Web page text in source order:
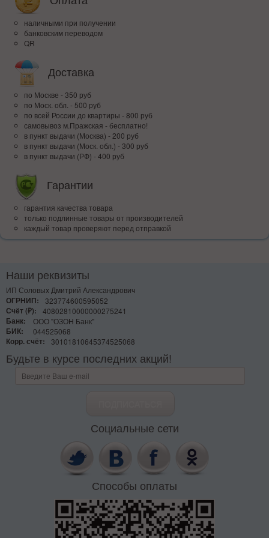
наличными при получении
банковским переводом
QR
Доставка
по Москве - 350 руб
по Моск. обл. - 500 руб
по всей Росcии до квартиры - 800 руб
самовывоз м.Пражская - бесплатно!
в пункт выдачи (Москва) - 200 руб
в пункт выдачи (Моск. обл.) - 300 руб
в пункт выдачи (РФ) - 400 руб
Гарантии
гарантия качества товара
только подлинные товары от производителей
каждый товар проверяют перед отправкой
Наши реквизиты
ИП Соловых Дмитрий Александрович
ОГРНИП:
323774600595052
Счёт (₽):
40802810000000275241
Банк:
ООО "ОЗОН Банк"
БИК:
044525068
Корр. счёт:
30101810645374525068
Будьте в курсе последних акций!
Социальные сети
Способы оплаты